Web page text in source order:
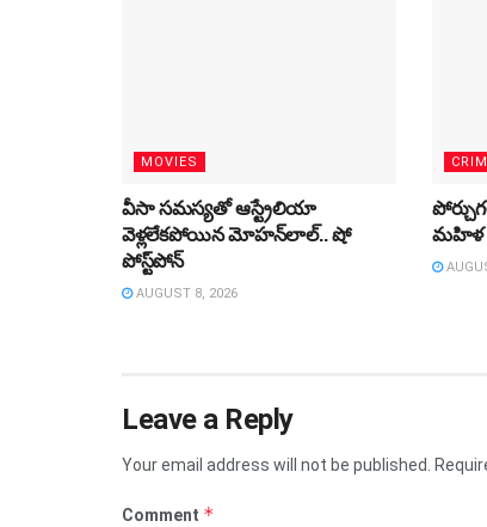
MOVIES
వీసా సమస్యతో ఆస్ట్రేలియా
వెళ్లలేకపోయిన మోహన్‌లాల్‌.. షో
పోస్ట్‌పోన్‌
AUGUST 8, 2026
మహిళ
Leave a Reply
Your email address will not be published.
Comment *